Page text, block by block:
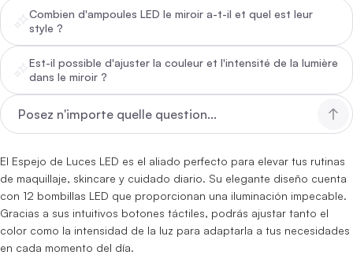
Combien d'ampoules LED le miroir a-t-il et quel est leur
style ?
Est-il possible d'ajuster la couleur et l'intensité de la lumière
dans le miroir ?
El Espejo de Luces LED es el aliado perfecto para elevar tus rutinas
de maquillaje, skincare y cuidado diario. Su elegante diseño cuenta
con 12 bombillas LED que proporcionan una iluminación impecable.
Gracias a sus intuitivos botones táctiles, podrás ajustar tanto el
color como la intensidad de la luz para adaptarla a tus necesidades
en cada momento del día.